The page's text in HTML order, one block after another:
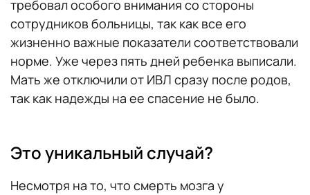
требовал особого внимания со стороны
сотрудников больницы, так как все его
жизненно важные показатели соответствовали
норме. Уже через пять дней ребенка выписали.
Мать же отключили от ИВЛ сразу после родов,
так как надежды на ее спасение не было.
Это уникальный случай?
Несмотря на то, что смерть мозга у